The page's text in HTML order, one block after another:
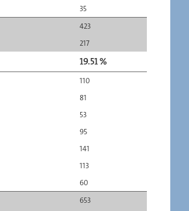
423
217
35
19.51 %
653
110
81
53
95
141
113
60